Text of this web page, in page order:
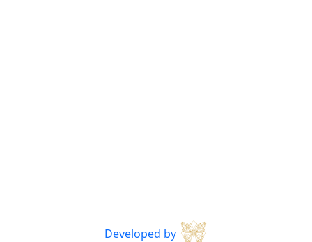
Developed by